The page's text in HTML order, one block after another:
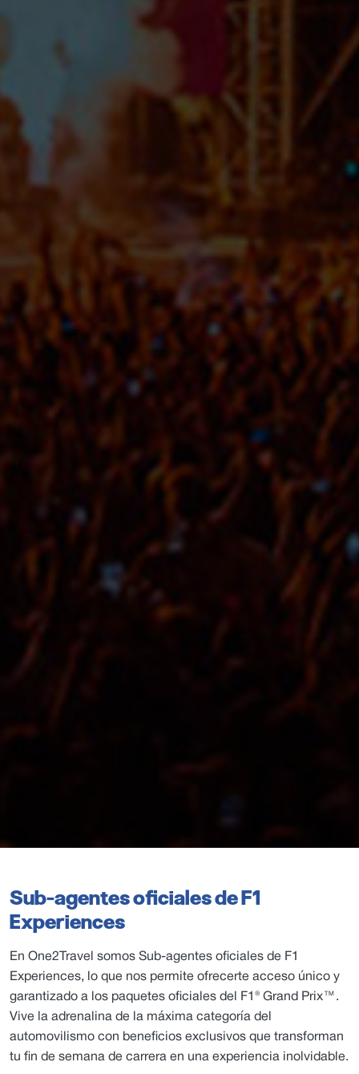
Sub-agentes oficiales de F1
Experiences
En One2Travel somos Sub-agentes oficiales de F1
Experiences, lo que nos permite ofrecerte acceso único y
garantizado a los paquetes oficiales del F1® Grand Prix™.
Vive la adrenalina de la máxima categoría del
automovilismo con beneficios exclusivos que transforman
tu fin de semana de carrera en una experiencia inolvidable.